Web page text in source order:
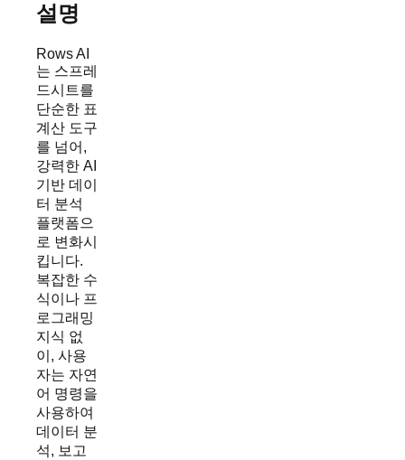
설명
Rows AI
는 스프레
드시트를
단순한 표
계산 도구
를 넘어,
강력한 AI
기반 데이
터 분석
플랫폼으
로 변화시
킵니다.
복잡한 수
식이나 프
로그래밍
지식 없
이, 사용
자는 자연
어 명령을
사용하여
데이터 분
석, 보고